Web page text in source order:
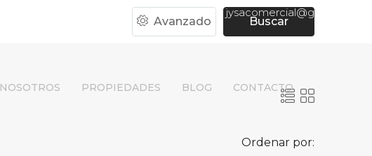
55 5249 7490 ext. 218 jysacomercial@gmail.com
NOSOTROS PROPIEDADES BLOG CONTACTO
Avanzado Buscar
Ordenar por: